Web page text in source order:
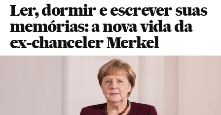
Ler, dormir e escrever suas
memórias: a nova vida da
ex-chanceler Merkel